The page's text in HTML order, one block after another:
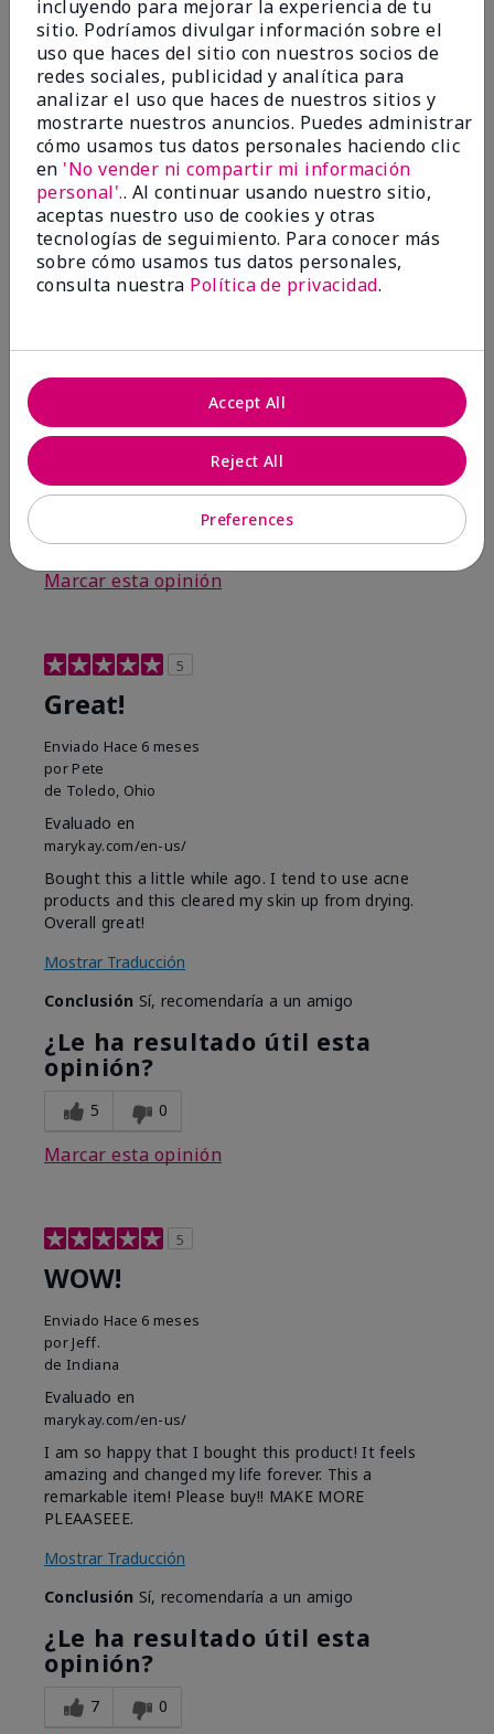
Satisfied
EnviadoHace 3 meses
porKeyrone
de LaBelle, FL
Evaluado en
marykay.com/en-us/
Since using MK products, my skin hasn't been as oily.
I've received compliments that my complexion has
improved, and most of all, my skin doesn't feel dry or
irritated after use. Moisturizers are usually hard to
Tyre, for introducing me to these products!
ConclusiónSí, recomendaría a un amigo
¿Le ha resultado útil esta
opinión?
Marcar esta opinión
5
Great!
Enviado Hace 6 meses
por Pete
de Toledo, Ohio
Evaluado en
marykay.com/en-us/
Bought this a little while ago. I tend to use acne
products and this cleared my skin up from drying.
Overall great!
Mostrar Traducción
Conclusión Sí, recomendaría a un amigo
¿Le ha resultado útil esta
opinión?
5 0
Marcar esta opinión
5
WOW!
Enviado Hace 6 meses
por Jeff.
de Indiana
Evaluado en
marykay.com/en-us/
I am so happy that I bought this product! It feels
amazing and changed my life forever. This a
remarkable item! Please buy!! MAKE MORE
PLEAASEEE.
Mostrar Traducción
Conclusión Sí, recomendaría a un amigo
¿Le ha resultado útil esta
opinión?
7 0
incluyendo para mejorar la experiencia de tu
sitio. Podríamos divulgar información sobre el
uso que haces del sitio con nuestros socios de
redes sociales, publicidad y analítica para
analizar el uso que haces de nuestros sitios y
mostrarte nuestros anuncios. Puedes administrar
cómo usamos tus datos personales haciendo clic
en 'No vender ni compartir mi información
personal'.. Al continuar usando nuestro sitio,
aceptas nuestro uso de cookies y otras
tecnologías de seguimiento. Para conocer más
sobre cómo usamos tus datos personales,
consulta nuestra Política de privacidad.
Preferences
Reject All
Accept All